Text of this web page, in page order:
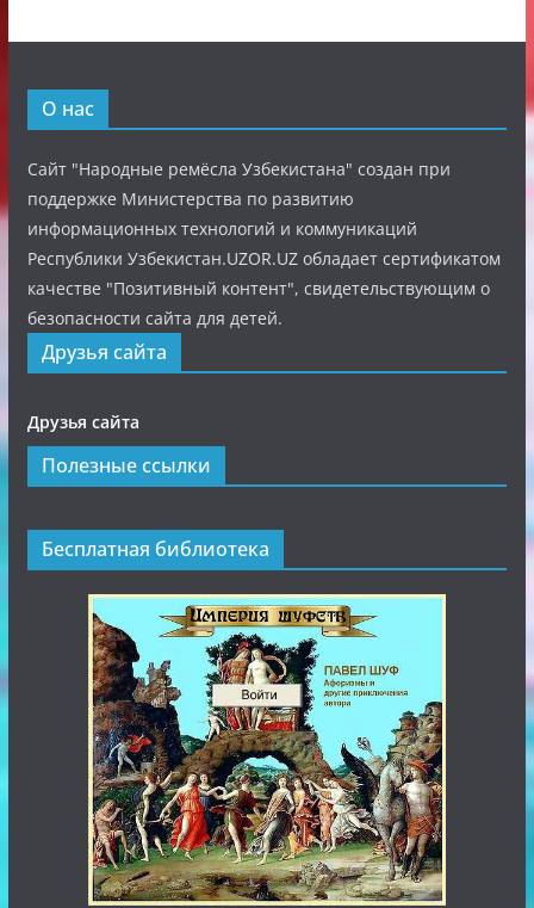
О нас
Сайт "Народные ремёсла Узбекистана" создан при
поддержке Министерства по развитию
информационных технологий и коммуникаций
Республики Узбекистан.UZOR.UZ обладает сертификатом
качестве "Позитивный контент", свидетельствующим о
безопасности сайта для детей.
Друзья сайта
Друзья сайта
Полезные ссылки
Бесплатная библиотека